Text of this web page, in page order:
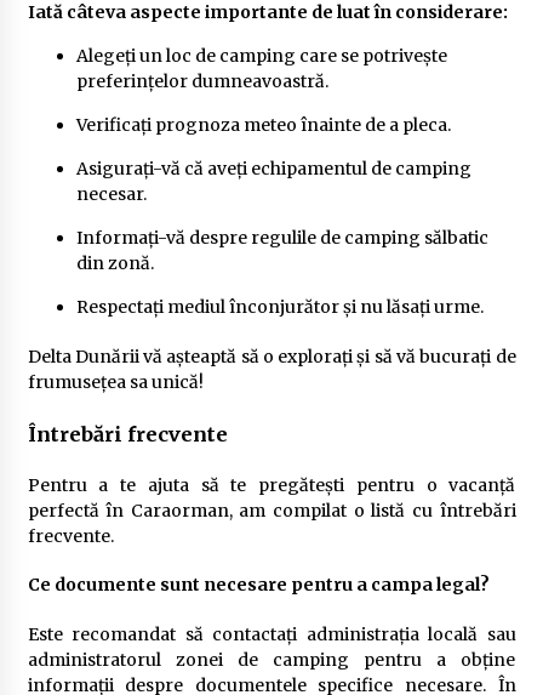
Iată câteva aspecte importante de luat în considerare:
Alegeți un loc de camping care se potrivește
preferințelor dumneavoastră.
Verificați prognoza meteo înainte de a pleca.
Asigurați-vă că aveți echipamentul de camping
necesar.
Informați-vă despre regulile de camping sălbatic
din zonă.
Respectați mediul înconjurător și nu lăsați urme.
Delta Dunării vă așteaptă să o explorați și să vă bucurați de
frumusețea sa unică!
Întrebări frecvente
Pentru a te ajuta să te pregătești pentru o vacanță
perfectă în Caraorman, am compilat o listă cu întrebări
frecvente.
Ce documente sunt necesare pentru a campa legal?
Este recomandat să contactați administrația locală sau
administratorul zonei de camping pentru a obține
informații despre documentele specifice necesare. În